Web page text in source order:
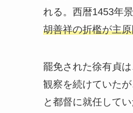
れる。西暦1453年
胡善祥の折檻が主
罷免された徐有貞
観察を続けていた
と都督に就任して